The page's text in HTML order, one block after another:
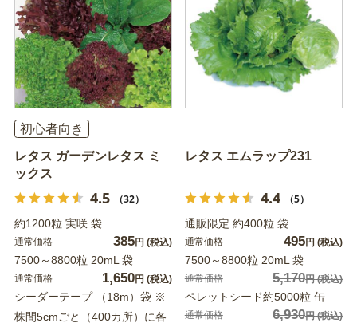
初心者向き
レタス ガーデンレタス ミ
ックス
4.5 （32）
約1200粒 実咲 袋
通常価格 385円 (税込)
7500～8800粒 20mL 袋
通常価格 1,650円 (税込)
シーダーテープ （18m）袋 ※
株間5cmごと（400カ所）に各
レタス エムラップ231
4.4 （5）
通販限定 約400粒 袋
通常価格 495円 (税込)
7500～8800粒 20mL 袋
通常価格 5,170円(税込)
ペレットシード約5000粒 缶
通常価格 6,930円(税込)